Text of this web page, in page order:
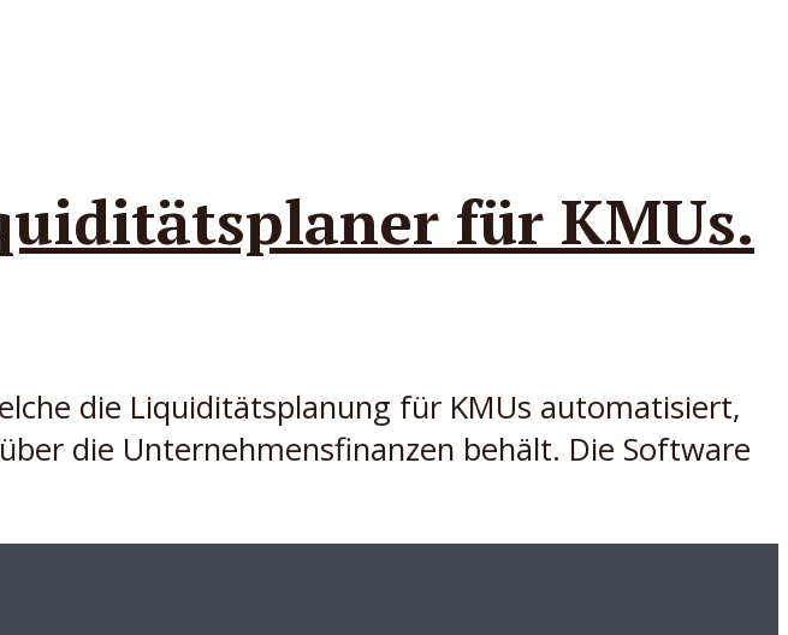
für KMUs.
die Liquiditätsplanung für KMUs automatisiert,
die Unternehmensfinanzen behält. Die Software